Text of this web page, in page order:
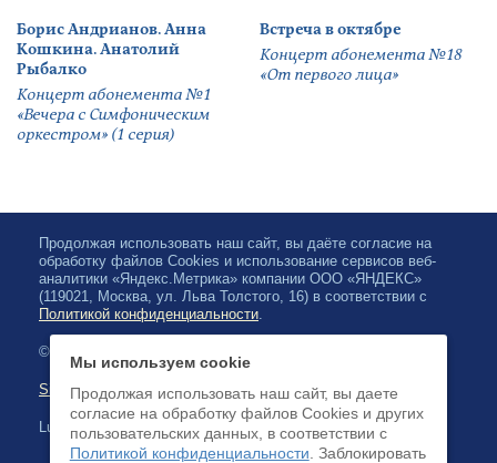
Борис Андрианов. Анна
Кошкина. Анатолий
Рыбалко
Концерт абонемента №1
«Вечера с Симфоническим
оркестром» (1 серия)
Встреча в октябре
Концерт абонемента №18
«От первого лица»
Продолжая использовать наш сайт, вы даёте согласие на
обработку файлов Cookies и использование сервисов веб-
аналитики «Яндекс.Метрика» компании ООО «ЯНДЕКС»
(119021, Москва, ул. Льва Толстого, 16) в соответствии с
Политикой конфиденциальности.
© 2026, Karjalan valtionfilharmonia
Sivuston kartta
Luottokortilla maksaminen on saatavilla
Мы используем cookie
Продолжая использовать наш сайт, вы даете
согласие на обработку файлов Cookies и других
пользовательских данных, в соответствии с
Политикой конфиденциальности . Заблокировать